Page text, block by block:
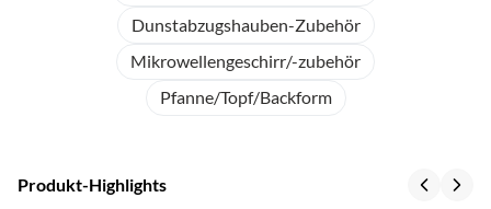
Dunstabzugshauben-Zubehör
Mikrowellengeschirr/-zubehör
Pfanne/Topf/Backform
Produkt-Highlights